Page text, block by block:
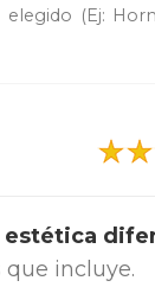
(Ej:
estética
incluye.